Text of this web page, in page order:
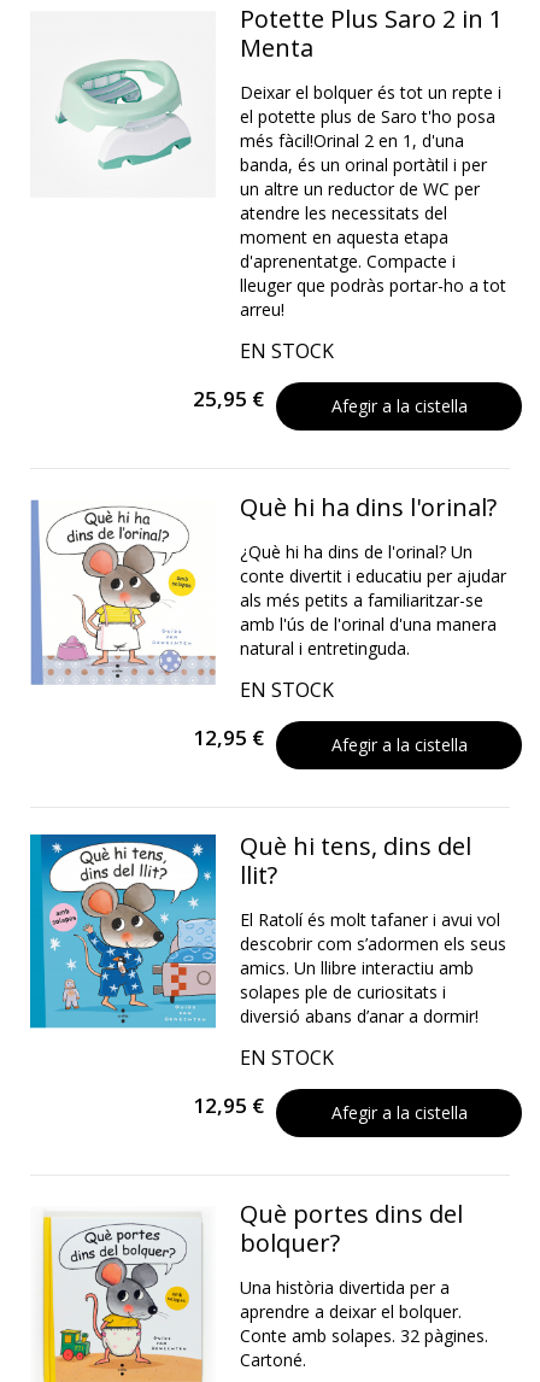
Potette Plus Saro 2 in 1
Menta
Deixar el bolquer és tot un repte i
el potette plus de Saro t'ho posa
més fàcil!Orinal 2 en 1, d'una
banda, és un orinal portàtil i per
un altre un reductor de WC per
atendre les necessitats del
moment en aquesta etapa
d'aprenentatge. Compacte i
lleuger que podràs portar-ho a tot
arreu!
EN STOCK
25,95 € Afegir a la cistella
Què hi ha dins l'orinal?
¿Què hi ha dins de l'orinal? Un
conte divertit i educatiu per ajudar
als més petits a familiaritzar-se
amb l'ús de l'orinal d'una manera
natural i entretinguda.
EN STOCK
12,95 € Afegir a la cistella
Què hi tens, dins del
llit?
El Ratolí és molt tafaner i avui vol
descobrir com s’adormen els seus
amics. Un llibre interactiu amb
solapes ple de curiositats i
diversió abans d’anar a dormir!
EN STOCK
12,95 € Afegir a la cistella
Què portes dins del
bolquer?
Una història divertida per a
aprendre a deixar el bolquer.
Conte amb solapes. 32 pàgines.
Cartoné.